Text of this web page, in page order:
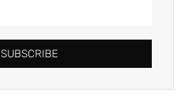
SUBSCRIBE